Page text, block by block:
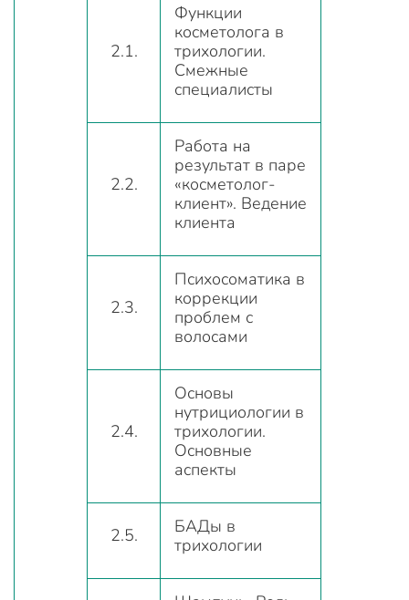
2.1.
Функции
косметолога в
трихологии.
Смежные
специалисты
2.2.
Работа на
результат в паре
«косметолог-
клиент». Ведение
клиента
2.3.
Психосоматика в
коррекции
проблем с
волосами
2.4.
Основы
нутрициологии в
трихологии.
Основные
аспекты
2.5.
БАДы в
трихологии